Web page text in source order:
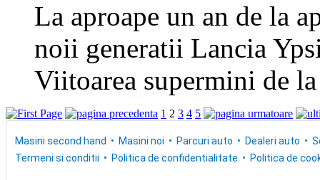
La aproape un an de la
noii generatii Lancia
Viitoarea supermini de
1 2 3 4 5
Masini second hand Masini noi Parcuri auto Dealeri auto
Termeni si conditii
Politica de confidentialitate Politica de